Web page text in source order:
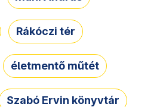
Rákóczi tér
életmentő műtét
Szabó Ervin könyvtár